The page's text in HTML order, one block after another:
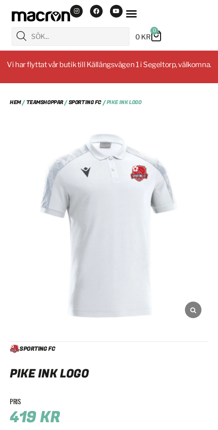
0 KR
0
Vi har flyttat vår butik till Källängsvägen 1 i Segeltorp, välkomna.
HEM/TEAMSHOPPAR/SPORTING FC/ PIKE INK LOGO
SPORTING FC
PIKE INK LOGO
419KR